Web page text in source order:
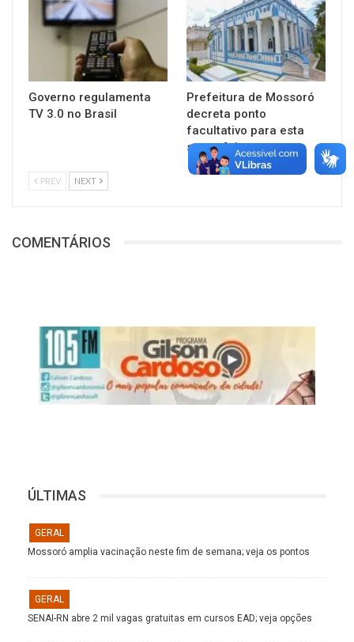
Governo regulamenta
TV 3.0 no Brasil
Prefeitura de Mossoró
decreta ponto
facultativo para esta
sexta-feira
PREV NEXT
COMENTÁRIOS
ÚLTIMAS
GERAL
Mossoró amplia vacinação neste fim de semana; veja os pontos
GERAL
SENAI-RN abre 2 mil vagas gratuitas em cursos EAD; veja opções